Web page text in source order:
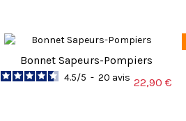
Bonnet Sapeurs-Pompiers
4.5/5 - 20 avis 22,90 €